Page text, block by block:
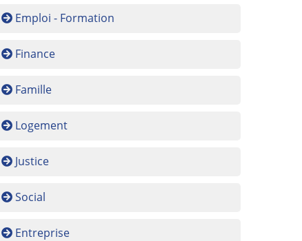
Emploi - Formation
Finance
Famille
Logement
Justice
Social
Entreprise